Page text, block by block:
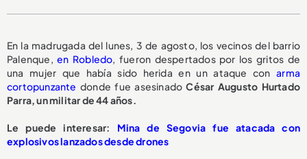
En la madrugada del lunes, 3 de agosto, los vecinos del barrio
Palenque,en Robledo, fueron despertados por los gritos de
una mujer que había sido herida en un ataque conarma
cortopunzante donde fue asesinadoCésar Augusto Hurtado
Parra, un militar de 44 años.
Le puede interesar: Mina de Segovia fue atacada con
explosivos lanzados desde drones